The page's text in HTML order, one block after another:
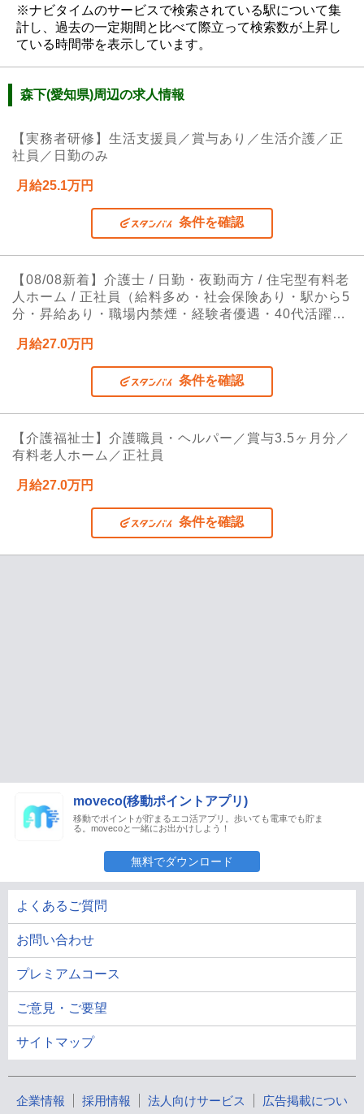
※ナビタイムのサービスで検索されている駅について集
計し、過去の一定期間と比べて際立って検索数が上昇し
ている時間帯を表示しています。
森下(愛知県)周辺の求人情報
【実務者研修】生活支援員／賞与あり／生活介護／正
社員／日勤のみ
月給25.1万円
条件を確認
【08/08新着】介護士 / 日勤・夜勤両方 / 住宅型有料老
人ホーム / 正社員（給料多め・社会保険あり・駅から5
分・昇給あり・職場内禁煙・経験者優遇・40代活躍
月給27.0万円
条件を確認
【介護福祉士】介護職員・ヘルパー／賞与3.5ヶ月分／
有料老人ホーム／正社員
月給27.0万円
条件を確認
moveco(移動ポイントアプリ)
移動でポイントが貯まるエコ活アプリ。歩いても電車でも貯ま
る。movecoと一緒にお出かけしよう！
無料でダウンロード
よくあるご質問
お問い合わせ
プレミアムコース
ご意見・ご要望
サイトマップ
企業情報 採用情報 法人向けサービス 広告掲載につい